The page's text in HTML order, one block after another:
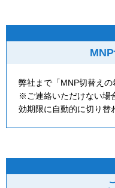
弊社まで「MNP切替えの
※ご連絡いただけない場
効期限に自動的に切り替